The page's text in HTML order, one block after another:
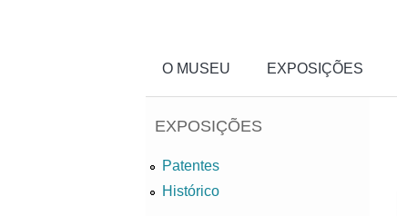
O MUSEU EXPOSIÇÕES
EXPOSIÇÕES
Patentes
Histórico